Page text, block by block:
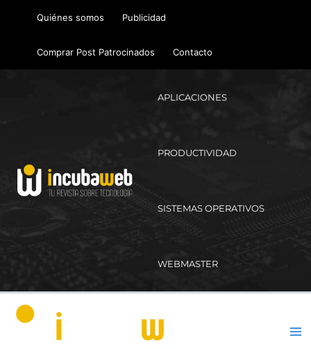
Quiénes somos Publicidad
Comprar Post Patrocinados Contacto
APLICACIONES
PRODUCTIVIDAD
SISTEMAS OPERATIVOS
WEBMASTER